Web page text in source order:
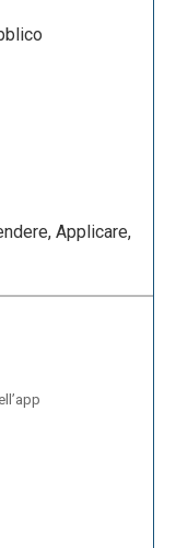
Applicare,